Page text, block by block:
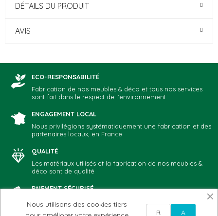
DÉTAILS DU PRODUIT
AVIS
ECO-RESPONSABILITÉ
Fabrication de nos meubles & déco et tous nos services
sont fait dans le respect de l'environnement
ENGAGEMENT LOCAL
Nous privilégions systématiquement une fabrication et des
partenaires locaux, en France
QUALITÉ
Les matériaux utilisés et la fabrication de nos meubles &
déco sont de qualité
PAIEMENT SÉCURISÉ
Vous choisissez votre mode de paiement préféré: CB,
Paypal, chèque, virement
Nous utilisons des cookies tiers
A
R